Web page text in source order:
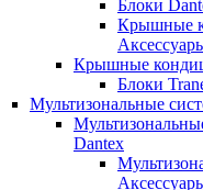
Блоки
Крышные
Крышные
Блоки
Мультизональные
Dantex